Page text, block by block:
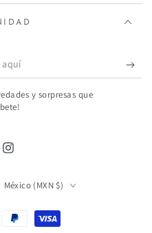
y sorpresas que
Instagram
México (MXN $)